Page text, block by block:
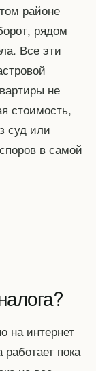
районе
рядом
Все эти
не
стоимость,
суд или
в самой
на интернет
работает пока